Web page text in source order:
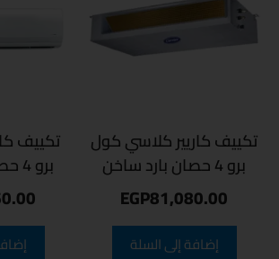
تكييف كاريير كلاسي كول
برو 4 حصان بارد ساخن
EGP81,080.00
إضافة إلى السلة
تكييف
برو 4 حصان بارد ساخن